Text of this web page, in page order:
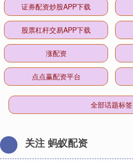
证券配资炒股APP下载
股票杠杆交易APP下载
涨配资
点点赢配资平台
全部话题标签
关注 蚂蚁配资